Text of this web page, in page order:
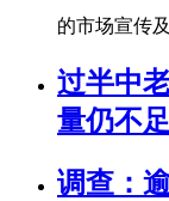
的市场宣传
过半中
量仍不
调查：